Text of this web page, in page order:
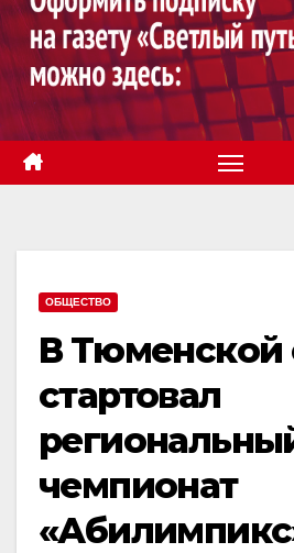
ОБЩЕСТВО
В Тюменской
стартовал
чемпионат